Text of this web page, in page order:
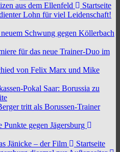
aus dem Ellenfeld
Startseite
Lohn für viel Leidenschaft!
Schwung gegen Köllerbach
für das neue Trainer-Duo im
von Felix Marx und Mike
Pokal Saar: Borussia zu
tritt als Borussen-Trainer
Punkte gegen Jägersburg
Jänicke – der Film
Startseite